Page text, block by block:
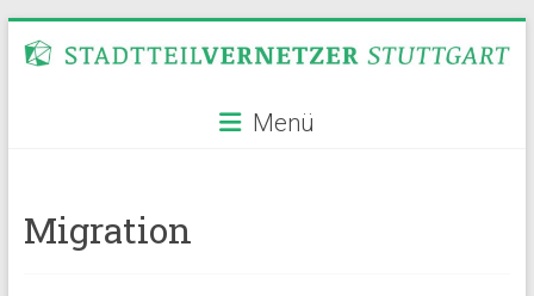
Inhalt
Stadtteilvernetzer
Menü
Migration